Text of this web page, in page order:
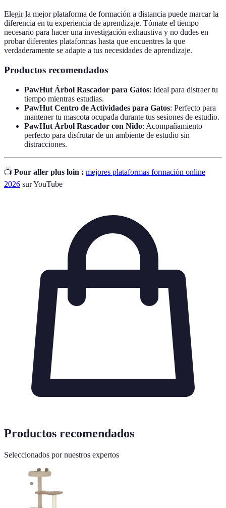
Elegir la mejor plataforma de formación a distancia puede marcar la
diferencia en tu experiencia de aprendizaje. Tómate el tiempo
necesario para hacer una investigación exhaustiva y no dudes en
probar diferentes plataformas hasta que encuentres la que
verdaderamente se adapte a tus necesidades de aprendizaje.
Productos recomendados
PawHut Árbol Rascador para Gatos: Ideal para distraer tu
tiempo mientras estudias.
PawHut Centro de Actividades para Gatos: Perfecto para
mantener tu mascota ocupada durante tus sesiones de estudio.
PawHut Árbol Rascador con Nido: Acompañamiento
perfecto para disfrutar de un ambiente de estudio sin
distracciones.
📺 Pour aller plus loin : mejores plataformas formación online
2026 sur YouTube
Productos recomendados
Seleccionados por nuestros expertos